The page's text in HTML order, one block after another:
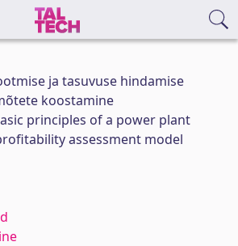
ja tasuvuse hindamise
koostamine
principles of a power plant
assessment model